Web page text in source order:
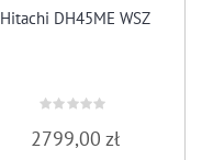
Hitachi DH45ME WSZ
0
2799,00zł